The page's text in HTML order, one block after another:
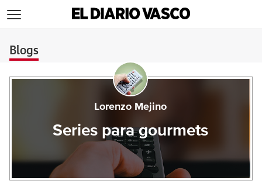
Blogs
Lorenzo Mejino
Series para gourmets